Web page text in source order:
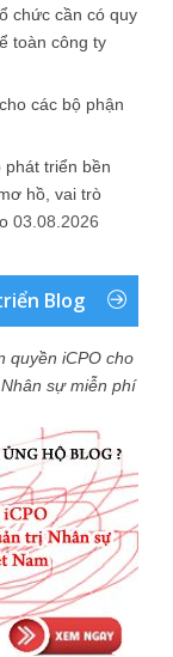
chức cần có quy
toàn công ty
các bộ phận
phát triển bền
hồ, vai trò
03.08.2026
Blog
quyền iCPO cho
sự miễn phí